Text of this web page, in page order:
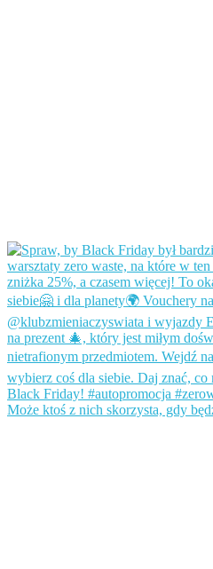
Może ktoś z nich skorzysta, gdy